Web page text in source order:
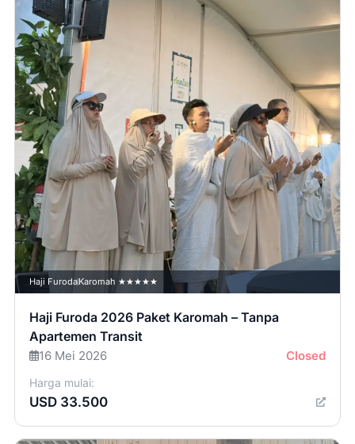
Haji FurodaKaromah ★★★★★
Haji Furoda 2026 Paket Karomah – Tanpa
Apartemen Transit
16 Mei 2026 Closed
Harga mulai:
USD 33.500